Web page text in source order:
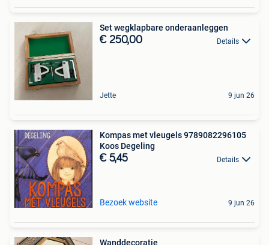
Set wegklapbare onderaanleggen
€ 250,00 Details
Jette 9 jun 26
Kompas met vleugels 9789082296105
Koos Degeling
€ 5,45 Details
Bezoek website 9 jun 26
Wanddecoratie